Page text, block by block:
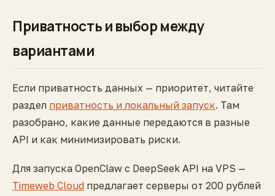
Приватность и выбор между
вариантами
Если приватность данных — приоритет, читайте
раздел приватность и локальный запуск. Там
разобрано, какие данные передаются в разные
API и как минимизировать риски.
Для запуска OpenClaw с DeepSeek API на VPS —
Timeweb Cloud предлагает серверы от 200 рублей